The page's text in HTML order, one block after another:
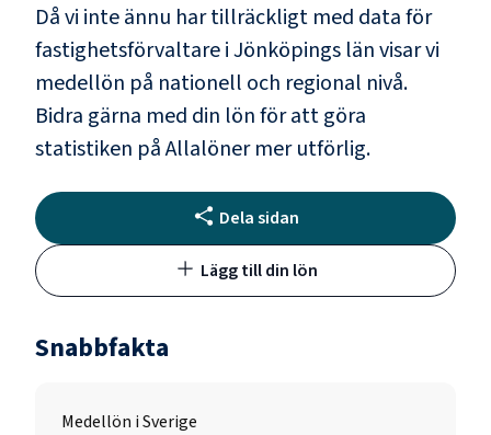
Då vi inte ännu har tillräckligt med data för
fastighetsförvaltareiJönköpings länvisar vi
medellön på nationell och regional nivå.
Bidra gärna med din lön för att göra
statistiken på Allalöner mer utförlig.
Dela sidan
Lägg till din lön
Snabbfakta
Medellön i Sverige